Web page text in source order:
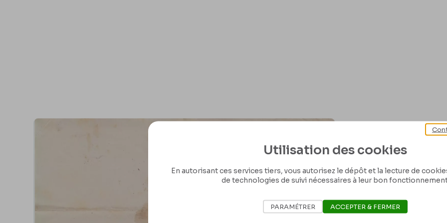
Utilisation des cookies
En autorisant ces services tiers, vous autorisez le dépôt et la lecture de
de technologies de suivi nécessaires à leur bon
PARAMÉTRER ACCEPTER & FERMER